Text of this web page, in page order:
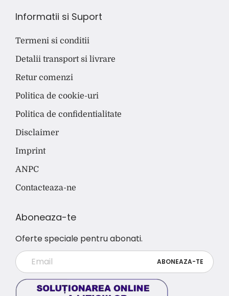
Informatii si Suport
Termeni si conditii
Detalii transport si livrare
Retur comenzi
Politica de cookie-uri
Politica de confidentialitate
Disclaimer
Imprint
ANPC
Contacteaza-ne
Aboneaza-te
Oferte speciale pentru abonati.